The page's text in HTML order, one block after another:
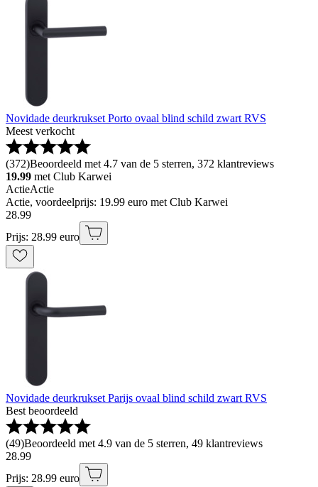
Novidade deurkrukset Porto ovaal blind schild zwart RVS
Meest verkocht
(372)Beoordeeld met 4.7 van de 5 sterren, 372 klantreviews
19.99 met Club Karwei
ActieActie
Actie, voordeelprijs: 19.99 euro met Club Karwei
28.99
Prijs: 28.99 euro
Novidade deurkrukset Parijs ovaal blind schild zwart RVS
Best beoordeeld
(49)Beoordeeld met 4.9 van de 5 sterren, 49 klantreviews
28.99
Prijs: 28.99 euro